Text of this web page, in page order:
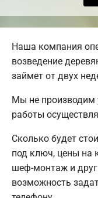
Наша компания
возведение
займет от двух
Мы не производим
работы
Сколько будет
под ключ, цены на
шеф-монтаж и
возможность